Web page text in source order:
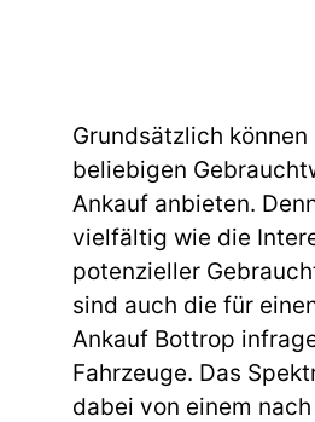
Grundsätzlich können
beliebigen
Ankauf anbieten.
vielfältig wie die
potenzieller
sind auch die für
Ankauf Bottrop
Fahrzeuge. Das
dabei von einem